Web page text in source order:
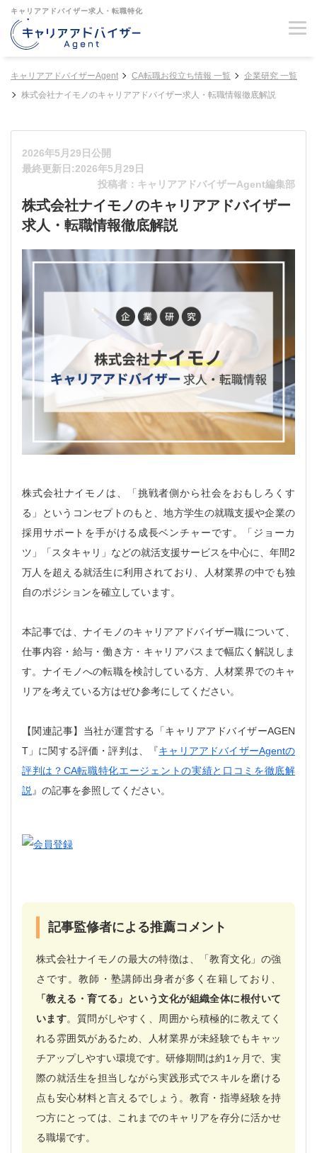
キャリアアドバイザー求人・転職特化
キャリアアドバイザーAgent CA転職お役立ち情報 一覧
企業研究 一覧
株式会社ナイモノのキャリアアドバイザー求人・転職情報徹底解説
2026年5月29日公開
最終更新日:2026年5月29日
投稿者：キャリアアドバイザーAgent編集部
株式会社ナイモノのキャリアアドバイザー
求人・転職情報徹底解説
株式会社ナイモノは、「挑戦者側から社会をおもしろくす
る」というコンセプトのもと、地方学生の就職支援や企業の
採用サポートを手がける成長ベンチャーです。「ジョーカ
ツ」「スタキャリ」などの就活支援サービスを中心に、年間2
万人を超える就活生に利用されており、人材業界の中でも独
自のポジションを確立しています。
本記事では、ナイモノのキャリアアドバイザー職について、
仕事内容・給与・働き方・キャリアパスまで幅広く解説しま
す。ナイモノへの転職を検討している方、人材業界でのキャ
リアを考えている方はぜひ参考にしてください。
【関連記事】当社が運営する「キャリアアドバイザーAGEN
T」に関する評価・評判は、『キャリアアドバイザーAgentの
評判は？CA転職特化エージェントの実績と口コミを徹底解
説 』の記事を参照してください。
記事監修者による推薦コメント
株式会社ナイモノの最大の特徴は、「教育文化」の強
さです。教師・塾講師出身者が多く在籍しており、
「教える・育てる」という文化が組織全体に根付いて
います。質問がしやすく、周囲から積極的に教えてく
れる雰囲気があるため、人材業界が未経験でもキャッ
チアップしやすい環境です。研修期間は約1ヶ月で、実
際の就活生を担当しながら実践形式でスキルを磨ける
点も安心材料と言えるでしょう。教育・指導経験を持
つ方にとっては、これまでのキャリアを存分に活かせ
る職場です。